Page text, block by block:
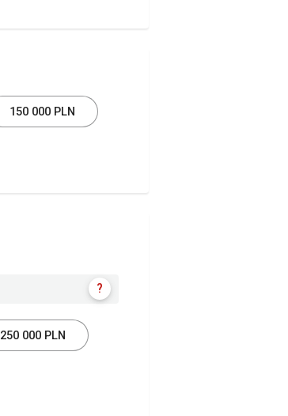
150 000 PLN
?
250 000 PLN